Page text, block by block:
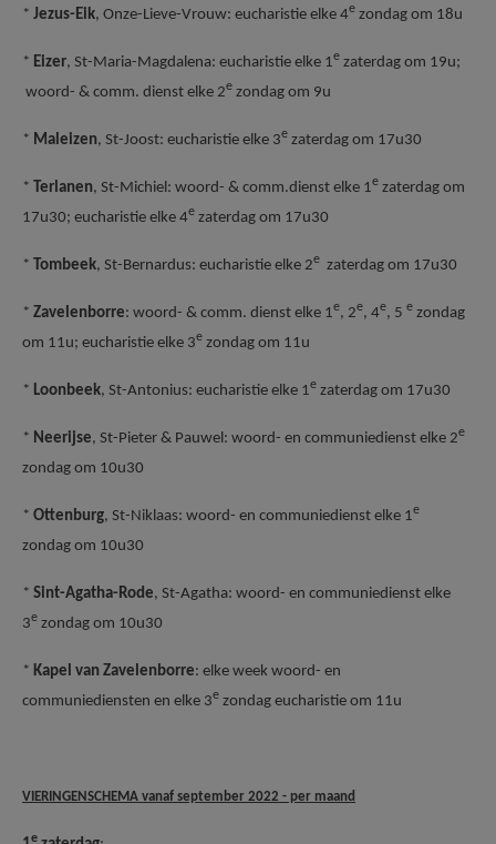
* Jezus-Eik, Onze-Lieve-Vrouw: eucharistie elke 4e zondag om 18u
* Eizer, St-Maria-Magdalena: eucharistie elke 1e zaterdag om 19u;
woord- & comm. dienst elke 2e zondag om 9u
* Maleizen, St-Joost: eucharistie elke 3e zaterdag om 17u30
* Terlanen, St-Michiel: woord- & comm.dienst elke 1e zaterdag om
17u30; eucharistie elke 4e zaterdag om 17u30
* Tombeek, St-Bernardus: eucharistie elke 2e zaterdag om 17u30
* Zavelenborre: woord- & comm. dienst elke 1e, 2e, 4e, 5 e zondag
om 11u; eucharistie elke 3e zondag om 11u
* Loonbeek, St-Antonius: eucharistie elke 1e zaterdag om 17u30
* Neerijse, St-Pieter & Pauwel: woord- en communiedienst elke 2e
zondag om 10u30
* Ottenburg, St-Niklaas: woord- en communiedienst elke 1e
zondag om 10u30
* Sint-Agatha-Rode, St-Agatha: woord- en communiedienst elke
3e zondag om 10u30
* Kapel van Zavelenborre: elke week woord- en
communiediensten en elke 3e zondag eucharistie om 11u
VIERINGENSCHEMA vanaf september 2022 - per maand
e